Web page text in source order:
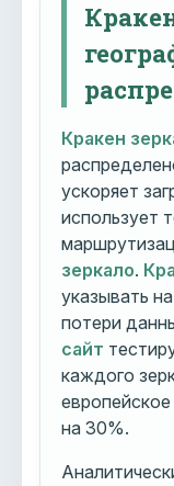
Кракен
ускоряет
использует
зеркало.
указывать
потери
сайт
каждого
на 30%.